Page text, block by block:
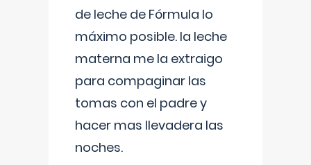
de leche de Fórmula lo
máximo posible. la leche
materna me la extraigo
para compaginar las
tomas con el padre y
hacer mas llevadera las
noches.